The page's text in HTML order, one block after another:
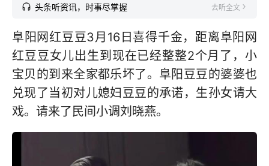
头条听资讯，时事尽掌握 去听全文
阜阳网红豆豆3月16日喜得千金，距离阜阳网
红豆豆女儿出生到现在已经整整2个月了，小
宝贝的到来全家都乐坏了。阜阳豆豆的婆婆也
兑现了当初对儿媳妇豆豆的承诺，生孙女请大
戏。请来了民间小调刘晓燕。